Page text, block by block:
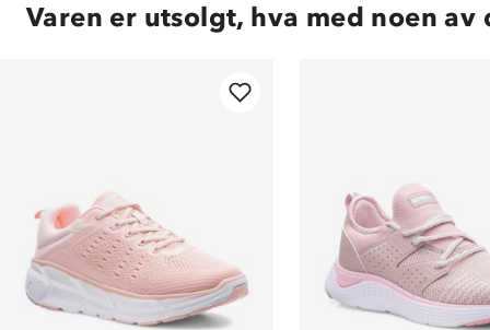
Varen er utsolgt, hva med noen av